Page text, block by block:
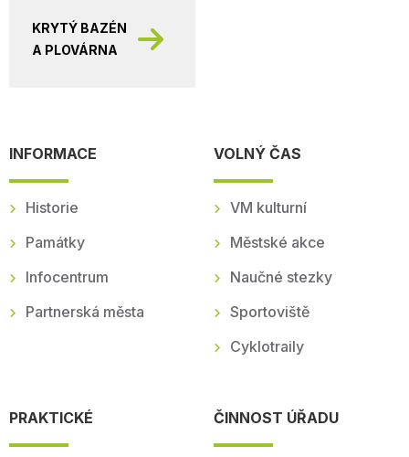
KRYTÝ BAZÉN
A PLOVÁRNA
INFORMACE
Historie
Památky
Infocentrum
Partnerská města
VOLNÝ ČAS
VM kulturní
Městské akce
Naučné stezky
Sportoviště
Cyklotraily
PRAKTICKÉ ČINNOST ÚŘADU